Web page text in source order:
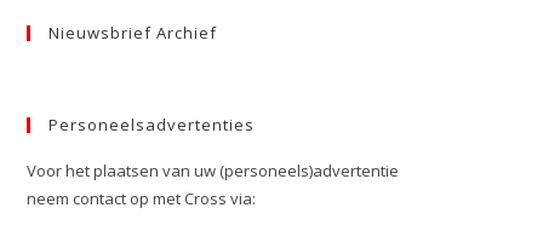
Nieuwsbrief Archief
Personeelsadvertenties
Voor het plaatsen van uw (personeels)advertentie
neem contact op met Cross via: